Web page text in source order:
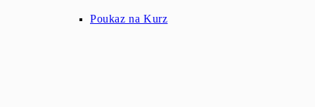
Poukaz na Kurz